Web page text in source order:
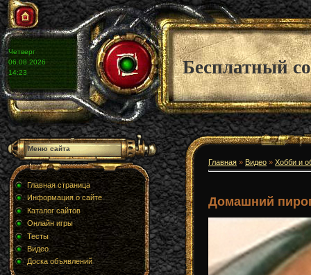
Четверг
06.08.2026
14:23
Бесплатный
Меню сайта
Главная страница
Информация о сайте
Каталог сайтов
Онлайн игры
Тесты
Видео
Доска объявлений
Главная » Видео » Хобби и
Домашний